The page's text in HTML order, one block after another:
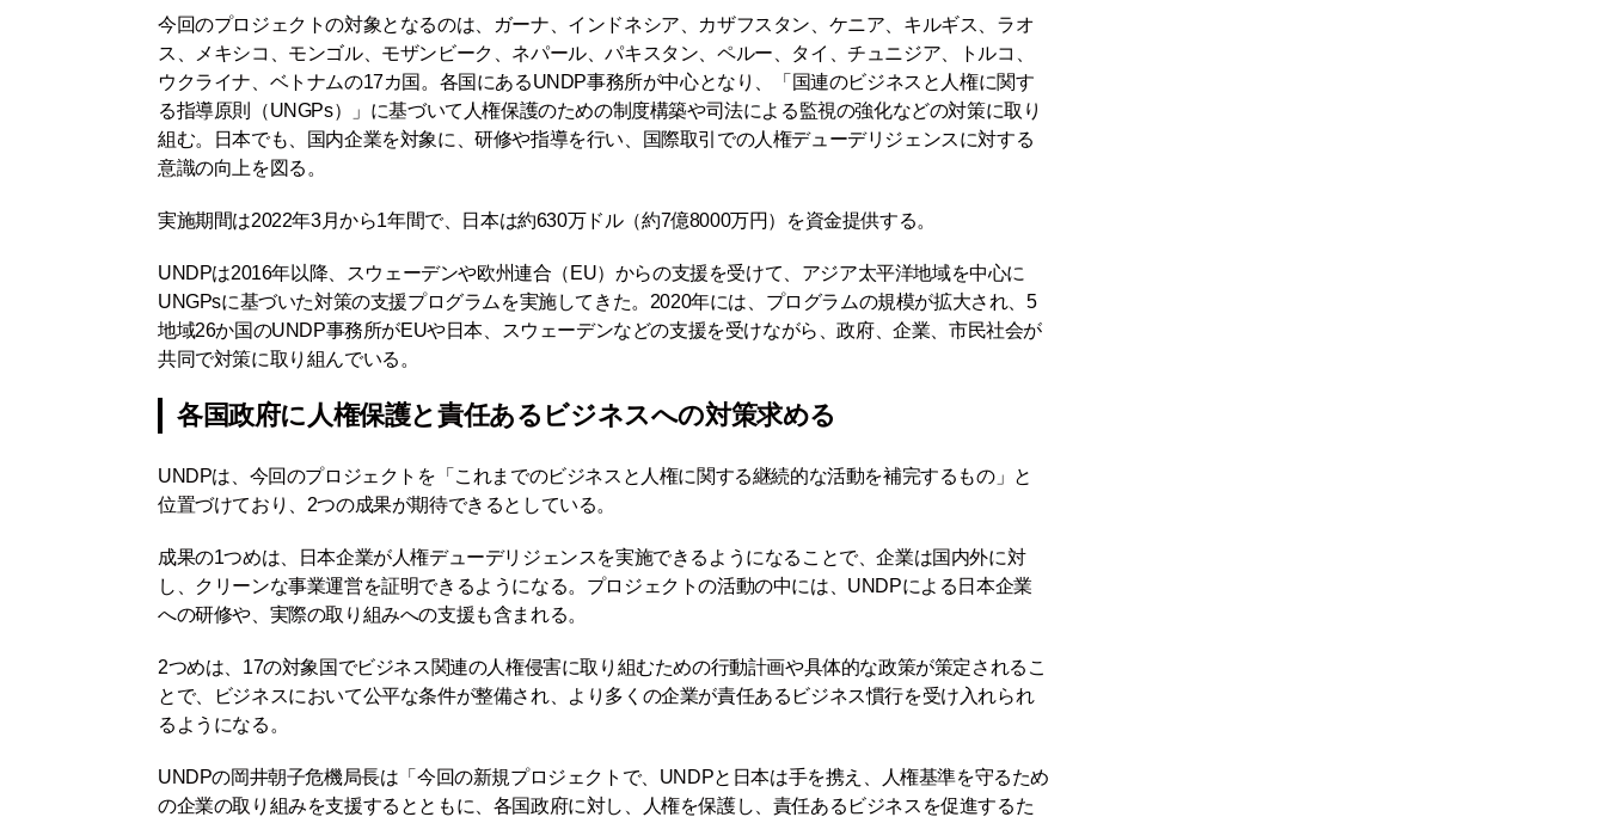
今回のプロジェクトの対象となるのは、ガーナ、インドネシア、カザフスタン、ケニア、キルギス、ラオ
ス、メキシコ、モンゴル、モザンビーク、ネパール、パキスタン、ペルー、タイ、チュニジア、トルコ、
ウクライナ、ベトナムの17カ国。各国にあるUNDP事務所が中心となり、「国連のビジネスと人権に関す
る指導原則（UNGPs）」に基づいて人権保護のための制度構築や司法による監視の強化などの対策に取り
組む。日本でも、国内企業を対象に、研修や指導を行い、国際取引での人権デューデリジェンスに対する
意識の向上を図る。
実施期間は2022年3月から1年間で、日本は約630万ドル（約7億8000万円）を資金提供する。
UNDPは2016年以降、スウェーデンや欧州連合（EU）からの支援を受けて、アジア太平洋地域を中心に
UNGPsに基づいた対策の支援プログラムを実施してきた。2020年には、プログラムの規模が拡大され、5
地域26か国のUNDP事務所がEUや日本、スウェーデンなどの支援を受けながら、政府、企業、市民社会が
共同で対策に取り組んでいる。
各国政府に人権保護と責任あるビジネスへの対策求める
UNDPは、今回のプロジェクトを「これまでのビジネスと人権に関する継続的な活動を補完するもの」と
位置づけており、2つの成果が期待できるとしている。
成果の1つめは、日本企業が人権デューデリジェンスを実施できるようになることで、企業は国内外に対
し、クリーンな事業運営を証明できるようになる。プロジェクトの活動の中には、UNDPによる日本企業
への研修や、実際の取り組みへの支援も含まれる。
2つめは、17の対象国でビジネス関連の人権侵害に取り組むための行動計画や具体的な政策が策定されるこ
とで、ビジネスにおいて公平な条件が整備され、より多くの企業が責任あるビジネス慣行を受け入れられ
るようになる。
UNDPの岡井朝子危機局長は「今回の新規プロジェクトで、UNDPと日本は手を携え、人権基準を守るため
の企業の取り組みを支援するとともに、各国政府に対し、人権を保護し、責任あるビジネスを促進するた